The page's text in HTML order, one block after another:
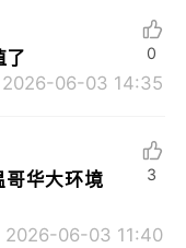
了
2026-06-03 14:35
0
哥华大环境
2026-06-03 11:40
3